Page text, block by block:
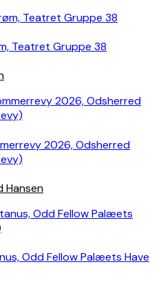
Teatret Gruppe 38
2026, Odsherred
Hansen
Odd Fellow Palæets Have